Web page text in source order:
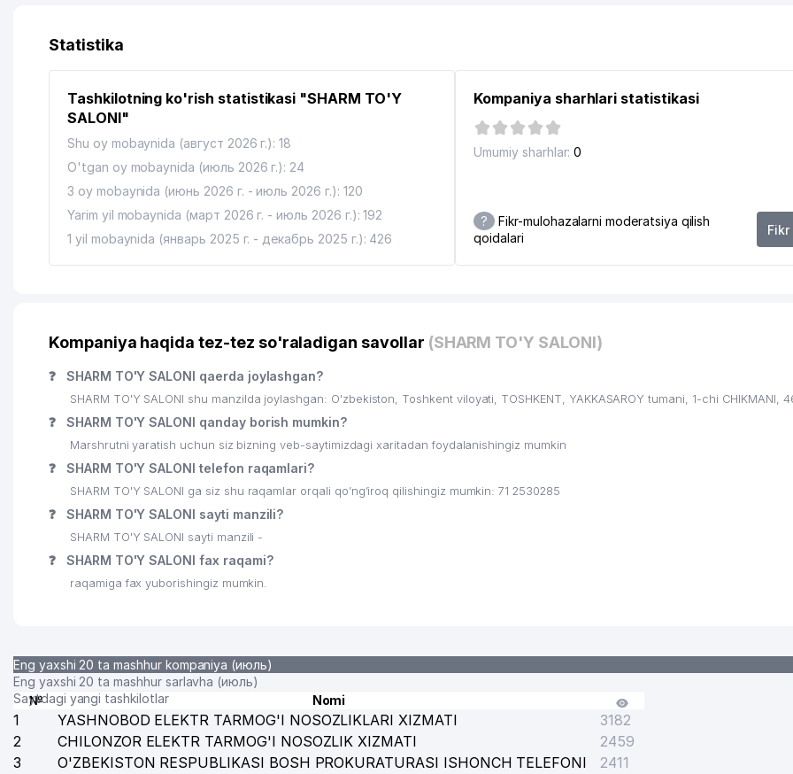
Statistika
Tashkilotning ko'rish statistikasi "SHARM TO'Y
SALONI"
Shu oy mobaynida (август 2026 г.): 18
O'tgan oy mobaynida (июль 2026 г.): 24
3 oy mobaynida (июнь 2026 г. - июль 2026 г.): 120
Yarim yil mobaynida (март 2026 г. - июль 2026 г.): 192
1 yil mobaynida (январь 2025 г. - декабрь 2025 г.): 426
Kompaniya sharhlari statistikasi
Umumiy sharhlar: 0
?
Fikr-mulohazalarni moderatsiya qilish
qoidalari
Kompaniya haqida tez-tez so'raladigan savollar (SHARM TO'Y SALONI)
❓ SHARM TO'Y SALONI qaerda joylashgan?
SHARM TO'Y SALONI shu manzilda joylashgan: O'zbekiston, Toshkent viloyati, TOSHKENT, YAKKASAROY tumani, 1-chi CHIKMANI,
❓ SHARM TO'Y SALONI qanday borish mumkin?
Marshrutni yaratish uchun siz bizning veb-saytimizdagi xaritadan foydalanishingiz mumkin
❓ SHARM TO'Y SALONI telefon raqamlari?
SHARM TO'Y SALONI ga siz shu raqamlar orqali qo’ng’iroq qilishingiz mumkin: 71 2530285
❓ SHARM TO'Y SALONI sayti manzili?
SHARM TO'Y SALONI sayti manzili -
❓ SHARM TO'Y SALONI fax raqami?
raqamiga fax yuborishingiz mumkin.
Eng yaxshi 20 ta mashhur kompaniya (июль)
Eng yaxshi 20 ta mashhur sarlavha (июль)
Saytdagi yangi tashkilotlar
№ Nomi
1 YASHNOBOD ELEKTR TARMOG'I NOSOZLIKLARI XIZMATI
3182
2
CHILONZOR ELEKTR TARMOG'I NOSOZLIK XIZMATI
2459
3
O'ZBEKISTON RESPUBLIKASI BOSH PROKURATURASI ISHONCH TELEFONI
2411